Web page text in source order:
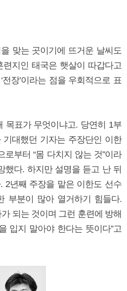
맞는 곳이기에 뜨거운 날씨도
지인 태국은 햇살이 따갑다고
장’이라는 점을 우회적으로 표
목표가 무엇이냐고. 당연히 1부
대했던 기자는 주장단인 이한
로부터 “몸 다치지 않는 것”이라
했다. 하지만 설명을 듣고 난 뒤
2년째 주장을 맡은 이한도 선수
부분이 많아 열거하기 힘들다.
되는 것이며 그런 훈련에 방해
입지 말아야 한다는 뜻이다”고